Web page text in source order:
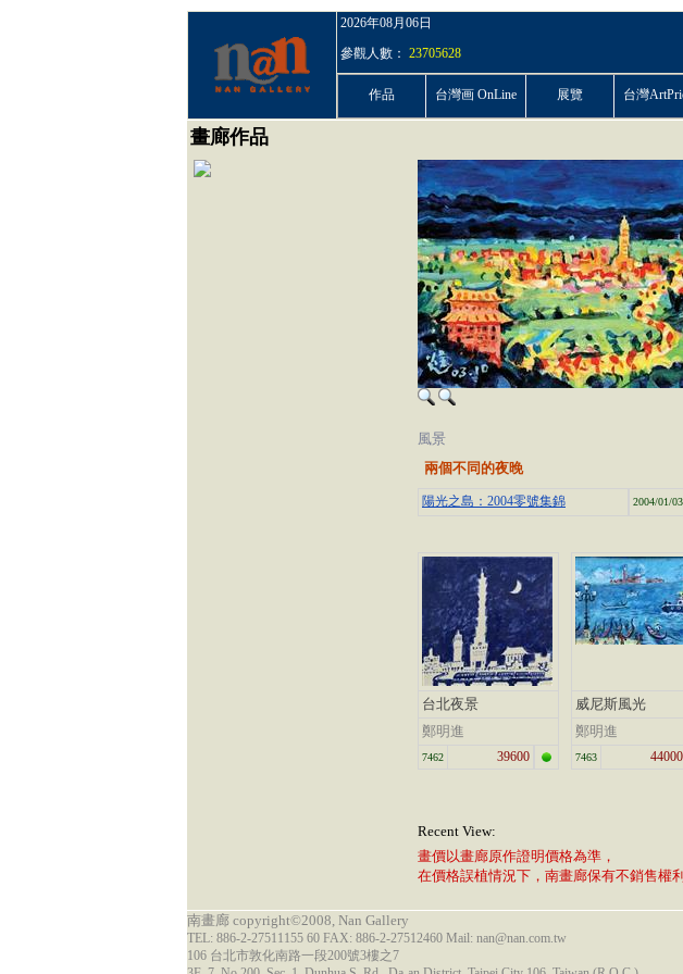
2026年08月06日
參觀人數： 23705628
作品 台灣画 OnLine 展覽 台灣
畫廊作品
風景
兩個不同的夜晚
陽光之島：2004零號集錦 2004/01/03
台北夜景
鄭明進
7462 39600
威尼斯風光
鄭明進
7463 44000
Recent View:
畫價以畫廊原作證明價格為準，
在價格誤植情況下，南畫廊保有不銷售權利
南畫廊 copyright©2008, Nan Gallery
TEL: 886-2-27511155 60 FAX: 886-2-27512460 Mail: nan@nan.com.tw
106 台北市敦化南路一段200號3樓之7